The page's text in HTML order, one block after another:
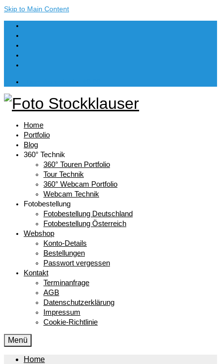
Skip to Main Content
Home
Portfolio
Blog
360° Technik
360° Touren Portfolio
Tour Technik
360° Webcam Portfolio
Webcam Technik
Fotobestellung
Fotobestellung Deutschland
Fotobestellung Österreich
Webshop
Konto-Details
Bestellungen
Passwort vergessen
Kontakt
Terminanfrage
AGB
Datenschutzerklärung
Impressum
Cookie-Richtlinie
Menü
Home